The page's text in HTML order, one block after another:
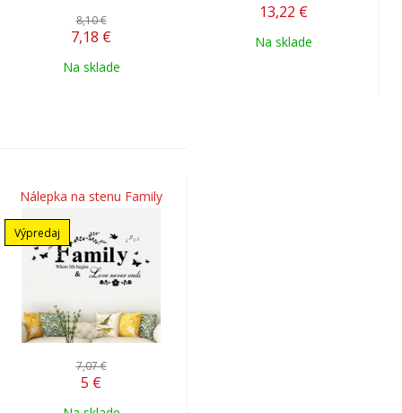
8,10 €
7,18 €
Na sklade
13,22 €
Na sklade
Nálepka na stenu Family
Výpredaj
7,07 €
5 €